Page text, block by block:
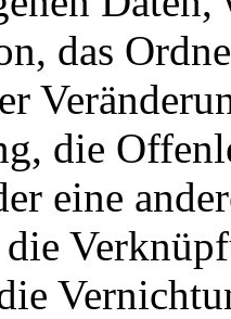
das
die
eine